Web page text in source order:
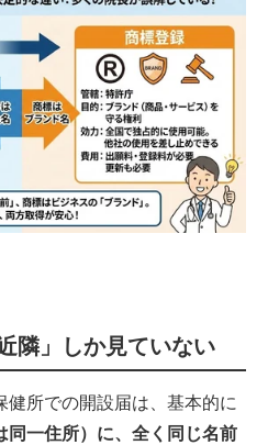
隣」しか見ていない
所での開設届は、基本的に
同一住所）に、全く同じ名前